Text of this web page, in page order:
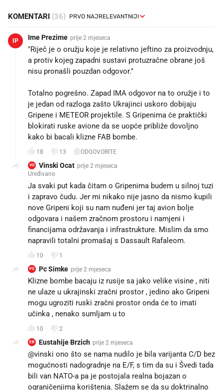
KOMENTARI (36)
IP Ime Prezime prije 2 mjeseca
"Riječ je o oružju koje je relativno jeftino za proizvodnju,
a protiv kojeg zapadni sustavi protuzračne obrane još
nisu pronašli pouzdan odgovor."
Totalno pogrešno. Zapad IMA odgovor na to oružje i to
je jedan od razloga zašto Ukrajinci uskoro dobijaju
Gripene i METEOR projektile. S Gripenima će praktički
blokirati ruske avione da se uopće približe dovoljno
kako bi bacali klizne FAB bombe.
18 13 ODGOVORITE
VO Vinski Ocat prije 2 mjeseca
Uređivano
Ja svaki put kada čitam o Gripenima budem u silnoj tuzi
i zapravo čudu. Jer mi nikako nije jasno da nismo kupili
nove Gripeni koji su nam nuđeni jer taj avion bolje
odgovara i našem zračnom prostoru i namjeni i
financijama održavanja i infrastrukture. Mislim da smo
napravili totalni promašaj s Dassault Rafaleom.
10 1
PS Pc Simke prije 2 mjeseca
Klizne bombe bacaju iz rusije sa jako velike visine , niti
ne ulaze u ukrajinski zračni prostor , jedino ako Gripeni
mogu ugroziti ruski zračni prostor onda će to imati
učinka , nenako sumljam u to
10 2
EB Eustahije Brzich prije 2 mjeseca
@vinski ono što se nama nudilo je bila varijanta C/D bez
mogućnosti nadogradnje na E/F, s tim da su i Švedi tada
bili van NATO-a pa je postojala realna bojazan o
ograničenjima korištenja. Slažem se da su doktrinalno